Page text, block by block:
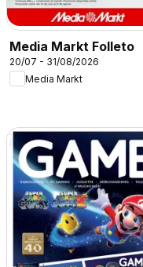
Media Markt Folleto
20/07 - 31/08/2026
Media Markt